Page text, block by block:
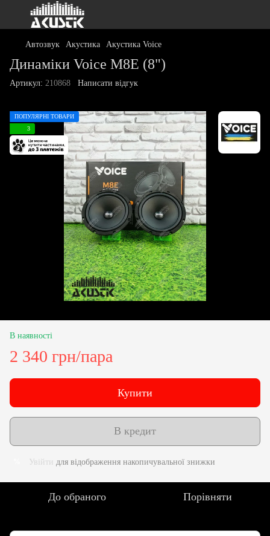
Автозвук Акустика Акустика Voice
Динаміки Voice M8E (8")
Артикул: 210868 Написати відгук
ПОПУЛЯРНІ ТОВАРИ
3
В наявності
2 340 грн/пара
Купити
В кредит
Увійти для відображення накопичувальної знижки
До обраного Порівняти